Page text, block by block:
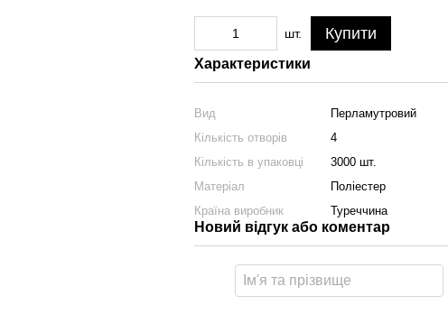
шт. Купити
Характеристики
Вид
Перламутровий
Кількість отворів
4
Кількість в упаковці
3000 шт.
Матеріал
Поліестер
Країна виробник
Туреччина
Новий відгук або коментар